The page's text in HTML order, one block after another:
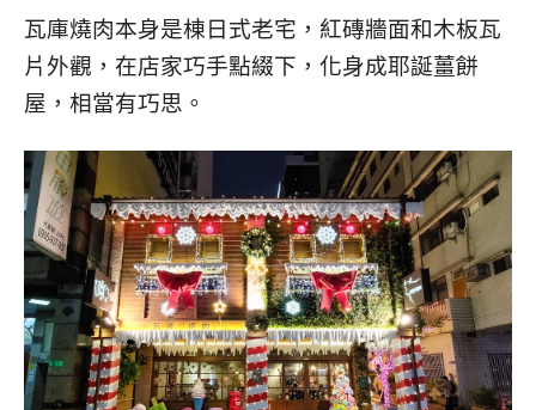
瓦庫燒肉本身是棟日式老宅，紅磚牆面和木板瓦
片外觀，在店家巧手點綴下，化身成耶誕薑餅
屋，相當有巧思。